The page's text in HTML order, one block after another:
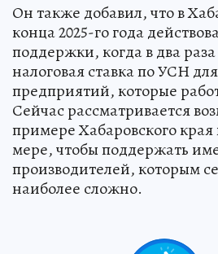
Он также добавил, что в
конца 2025-го года
поддержки, когда в два
налоговая ставка по УСН
предприятий, которые
Сейчас рассматривается
примере Хабаровского края
мере, чтобы поддержать
производителей, которым
наиболее сложно.